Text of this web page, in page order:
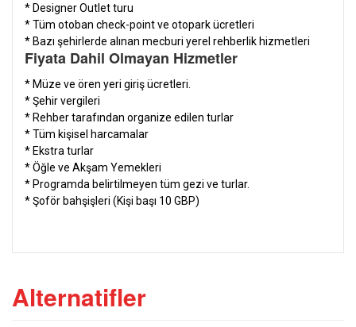
* Designer Outlet turu
* Tüm otoban check-point ve otopark ücretleri
* Bazı şehirlerde alınan mecburi yerel rehberlik hizmetleri
Fiyata Dahil Olmayan Hizmetler
* Müze ve ören yeri giriş ücretleri.
* Şehir vergileri
* Rehber tarafından organize edilen turlar
* Tüm kişisel harcamalar
* Ekstra turlar
* Öğle ve Akşam Yemekleri
* Programda belirtilmeyen tüm gezi ve turlar.
* Şoför bahşişleri (Kişi başı 10 GBP)
Alternatifler